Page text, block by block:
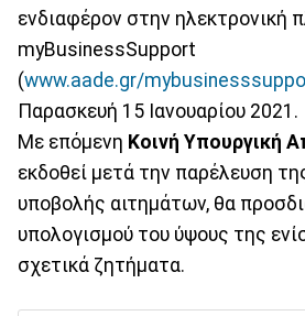
ενδιαφέρον στην ηλεκτρονική
myBusinessSupport
(www.aade.gr/
Παρασκευή 15 Ιανουαρίου 2021.
Με επόμενη Κοινή Υπουργική
εκδοθεί μετά την παρέλευση
υποβολής αιτημάτων, θα
υπολογισμού του ύψους της
σχετικά ζητήματα.